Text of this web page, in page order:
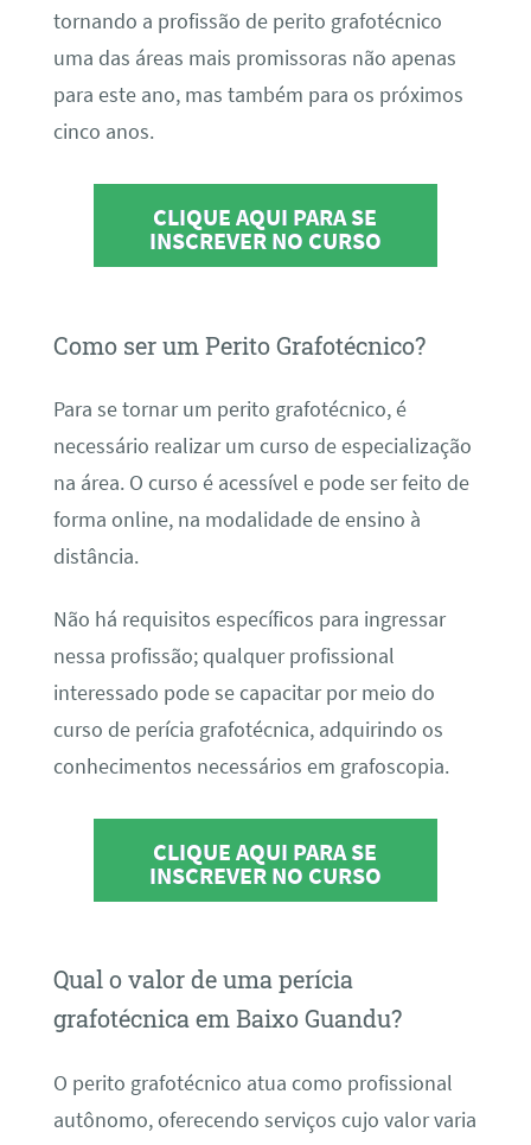
tornando a profissão de perito grafotécnico
uma das áreas mais promissoras não apenas
para este ano, mas também para os próximos
cinco anos.
CLIQUE AQUI PARA SE
INSCREVER NO CURSO
Como ser um Perito Grafotécnico?
Para se tornar um perito grafotécnico, é
necessário realizar um curso de especialização
na área. O curso é acessível e pode ser feito de
forma online, na modalidade de ensino à
distância.
Não há requisitos específicos para ingressar
nessa profissão; qualquer profissional
interessado pode se capacitar por meio do
curso de perícia grafotécnica, adquirindo os
conhecimentos necessários em grafoscopia.
CLIQUE AQUI PARA SE
INSCREVER NO CURSO
Qual o valor de uma perícia
grafotécnica em Baixo Guandu?
O perito grafotécnico atua como profissional
autônomo, oferecendo serviços cujo valor varia